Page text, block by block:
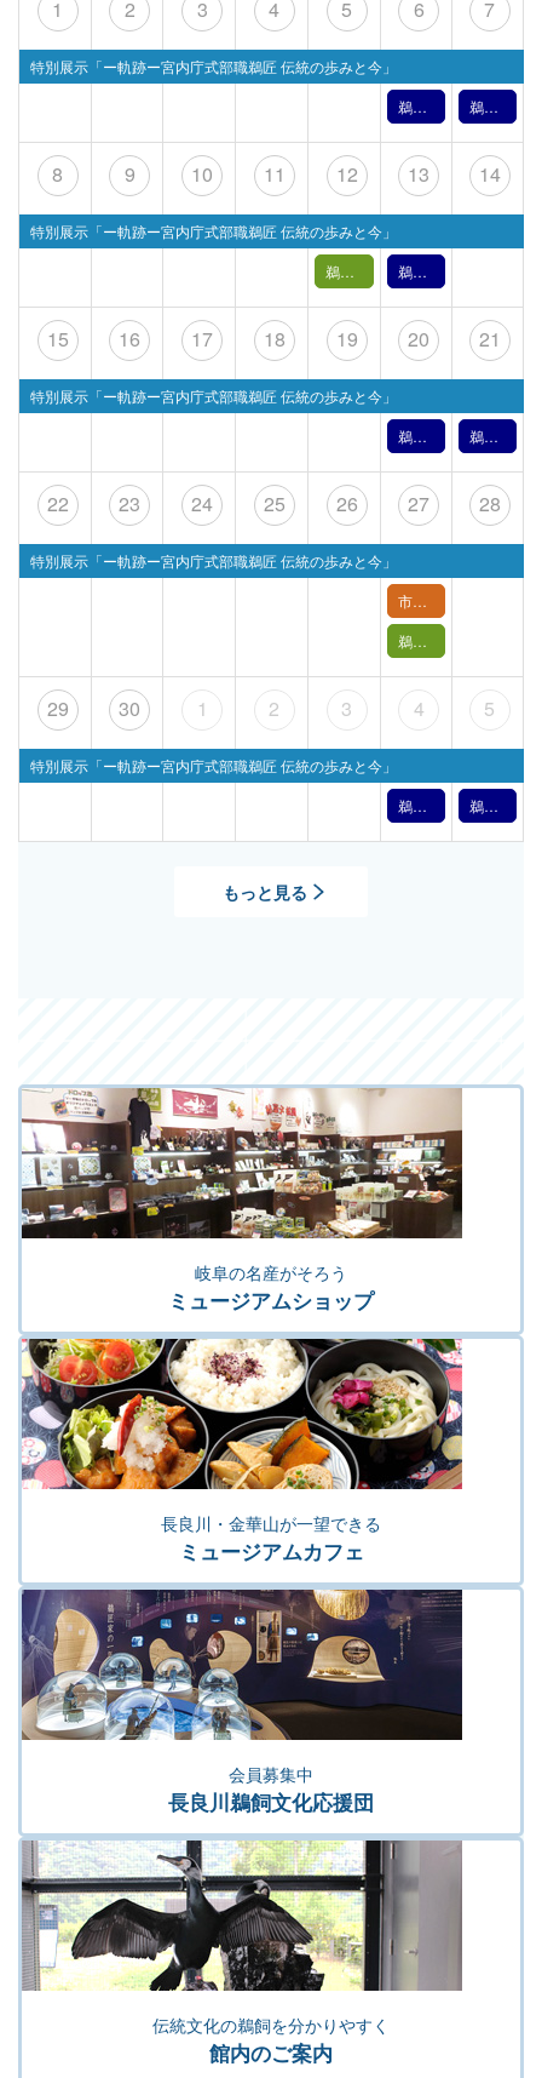
1
特別展示「ー軌跡ー宮内庁式部職鵜匠 伝統の歩みと今」
2 3 4 5 6
鵜飼文化の紹介【6月6日】（2026年）
7
鵜飼文化の紹介【6月7日】（2026年）
8
特別展示「ー軌跡ー宮内庁式部職鵜匠 伝統の歩みと今」
9 10 11 12
鵜飼バックヤードツアー【 6月12日(金) 】
13
鵜飼文化の紹介【6月13日】（2026年）
14
15
特別展示「ー軌跡ー宮内庁式部職鵜匠 伝統の歩みと今」
16 17 18 19 20
鵜飼文化の紹介【6月20日】（2026年）
21
鵜飼文化の紹介【6月21日】（2026年）
22
特別展示「ー軌跡ー宮内庁式部職鵜匠 伝統の歩みと今」
23 24 25 26 27
市民講座「長良川を縁の下で支える～技の環の取り組み～」
鵜飼バックヤードツアー【 6月27日(土) 】
28
29
特別展示「ー軌跡ー宮内庁式部職鵜匠 伝統の歩みと今」
30 1 2 3 4
鵜飼文化の紹介【7月4日】（2026年）
5
鵜飼文化の紹介【7月5日】（2026年）
もっと見る
岐阜の名産がそろう
ミュージアムショップ
長良川・金華山が一望できる
ミュージアムカフェ
会員募集中
長良川鵜飼文化応援団
伝統文化の鵜飼を分かりやすく
館内のご案内